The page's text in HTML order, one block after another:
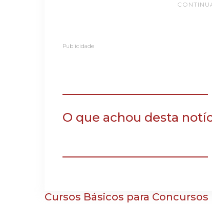
Publicidade
O que achou desta
Cursos Básicos para Concursos